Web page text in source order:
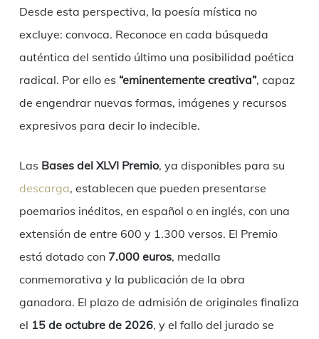
Desde esta perspectiva, la poesía mística no
excluye: convoca. Reconoce en cada búsqueda
auténtica del sentido último una posibilidad poética
radical. Por ello es “eminentemente creativa”, capaz
de engendrar nuevas formas, imágenes y recursos
expresivos para decir lo indecible.
Las Bases del XLVI Premio, ya disponibles para su
descarga, establecen que pueden presentarse
poemarios inéditos, en español o en inglés, con una
extensión de entre 600 y 1.300 versos. El Premio
está dotado con 7.000 euros, medalla
conmemorativa y la publicación de la obra
ganadora. El plazo de admisión de originales finaliza
el 15 de octubre de 2026, y el fallo del jurado se